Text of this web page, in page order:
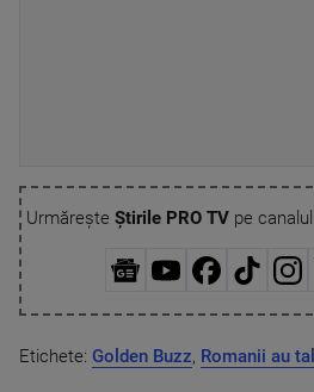
Urmărește Știrile PRO TVpe
Etichete: Golden Buzz, Romanii au